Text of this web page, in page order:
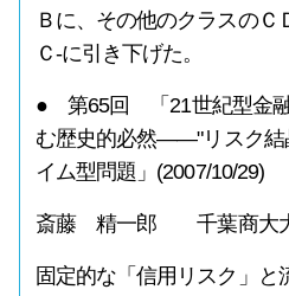
Ｂに、その他のクラスのＣ
Ｃ‐に引き下げた。
● 第65回 「21世紀型金融
む歴史的必然――"リスク結
イム型問題」(2007/10/29)
斎藤 精一郎 千葉商大
固定的な「信用リスク」と